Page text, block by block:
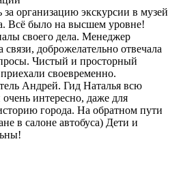
организацию экскурсии в музей
Всё было на высшем уровне!
своего дела. Менеджер
доброжелательно отвечала
Чистый и просторный
своевременно.
Андрей. Гид Наталья всю
интересно, даже для
города. На обратном пути
в салоне автобуса) Дети и